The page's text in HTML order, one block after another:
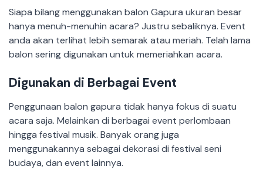
Siapa bilang menggunakan balon Gapura ukuran besar
hanya menuh-menuhin acara? Justru sebaliknya. Event
anda akan terlihat lebih semarak atau meriah. Telah lama
balon sering digunakan untuk memeriahkan acara.
Digunakan di Berbagai Event
Penggunaan balon gapura tidak hanya fokus di suatu
acara saja. Melainkan di berbagai event perlombaan
hingga festival musik. Banyak orang juga
menggunakannya sebagai dekorasi di festival seni
budaya, dan event lainnya.